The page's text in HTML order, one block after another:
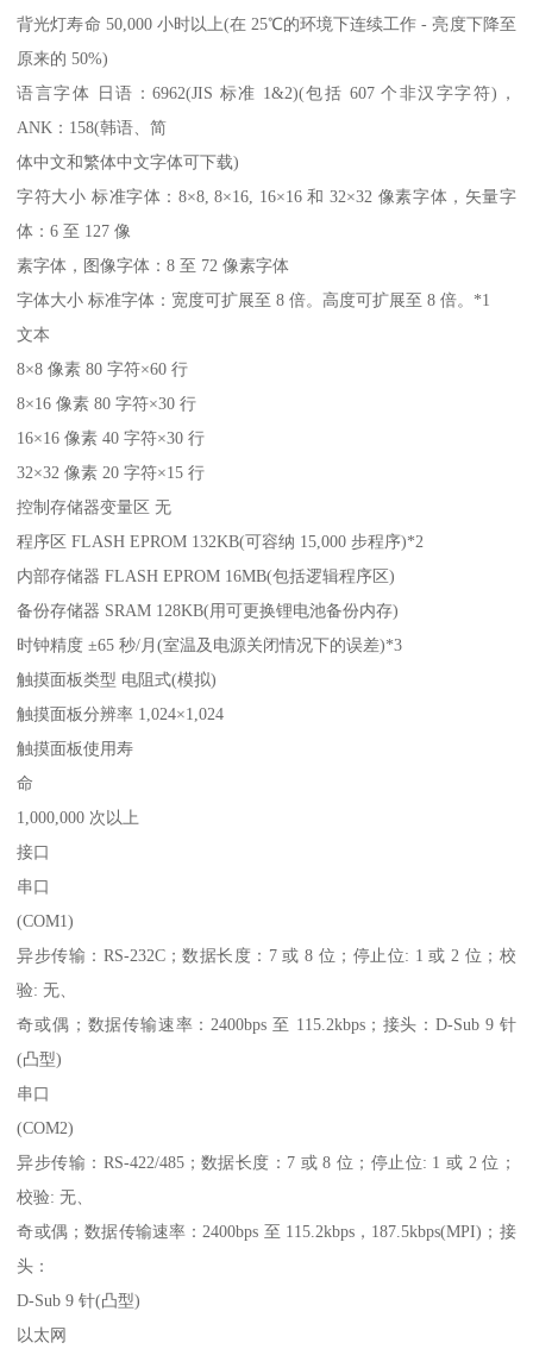
背光灯寿命 50,000 小时以上(在 25℃的环境下连续工作 - 亮度下降至
原来的 50%)
语言字体 日语：6962(JIS 标准 1&2)(包括 607 个非汉字字符)，
ANK：158(韩语、简
体中文和繁体中文字体可下载)
字符大小 标准字体：8×8, 8×16, 16×16 和 32×32 像素字体，矢量字
体：6 至 127 像
素字体，图像字体：8 至 72 像素字体
字体大小 标准字体：宽度可扩展至 8 倍。高度可扩展至 8 倍。*1
文本
8×8 像素 80 字符×60 行
8×16 像素 80 字符×30 行
16×16 像素 40 字符×30 行
32×32 像素 20 字符×15 行
控制存储器变量区 无
程序区 FLASH EPROM 132KB(可容纳 15,000 步程序)*2
内部存储器 FLASH EPROM 16MB(包括逻辑程序区)
备份存储器 SRAM 128KB(用可更换锂电池备份内存)
时钟精度 ±65 秒/月(室温及电源关闭情况下的误差)*3
触摸面板类型 电阻式(模拟)
触摸面板分辨率 1,024×1,024
触摸面板使用寿
命
1,000,000 次以上
接口
串口
(COM1)
异步传输：RS-232C；数据长度：7 或 8 位；停止位: 1 或 2 位；校
验: 无、
奇或偶；数据传输速率：2400bps 至 115.2kbps；接头：D-Sub 9 针
(凸型)
串口
(COM2)
异步传输：RS-422/485；数据长度：7 或 8 位；停止位: 1 或 2 位；
校验: 无、
奇或偶；数据传输速率：2400bps 至 115.2kbps，187.5kbps(MPI)；接
头：
D-Sub 9 针(凸型)
以太网